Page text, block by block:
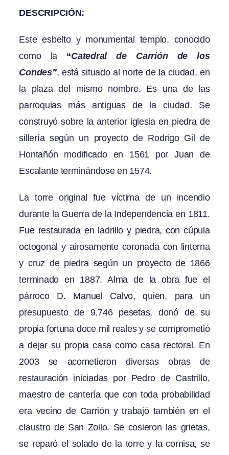
DESCRIPCIÓN:
Este esbelto y monumental templo, conocido
como la “Catedral de Carrión de los
Condes”, está situado al norte de la ciudad, en
la plaza del mismo nombre. Es una de las
parroquias más antiguas de la ciudad. Se
construyó sobre la anterior iglesia en piedra de
sillería según un proyecto de Rodrigo Gil de
Hontañón modificado en 1561 por Juan de
Escalante terminándose en 1574.
La torre original fue víctima de un incendio
durante la Guerra de la Independencia en 1811.
Fue restaurada en ladrillo y piedra, con cúpula
octogonal y airosamente coronada con linterna
y cruz de piedra según un proyecto de 1866
terminado en 1887. Alma de la obra fue el
párroco D. Manuel Calvo, quien, para un
presupuesto de 9.746 pesetas, donó de su
propia fortuna doce mil reales y se comprometió
a dejar su propia casa como casa rectoral. En
2003 se acometieron diversas obras de
restauración iniciadas por Pedro de Castrillo,
maestro de cantería que con toda probabilidad
era vecino de Carrión y trabajó también en el
claustro de San Zoilo. Se cosieron las grietas,
se reparó el solado de la torre y la cornisa, se